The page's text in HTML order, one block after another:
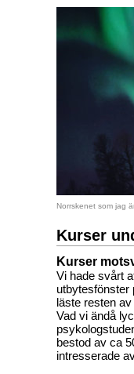
Norrskenet som jag
Kurser
Kurser
Vi hade svårt
utbytesfönster
läste resten
Vad vi ändå
bestod av ca
intresserade